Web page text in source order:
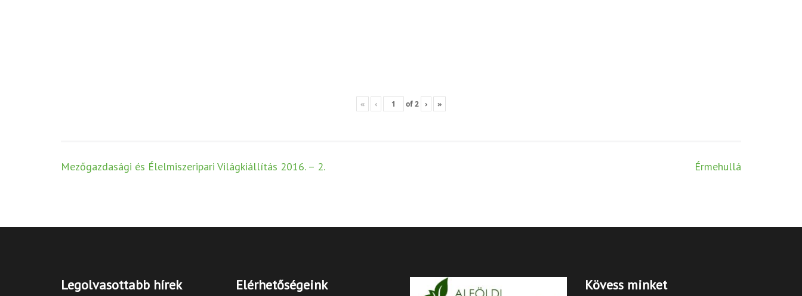
« ‹ of2 › »
Post
Mezőgazdasági és Élelmiszeripari Világkiállítás 2016. – 2. Érmehullá
Legolvasottabb hírek Elérhetőségeink Kövess minket